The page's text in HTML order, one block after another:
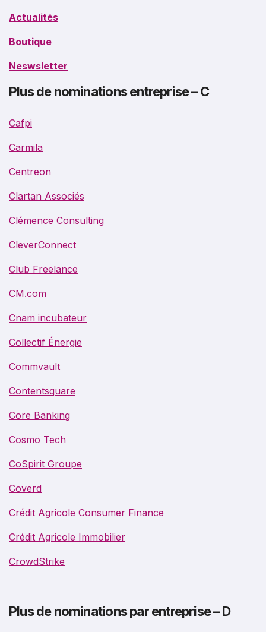
Actualités
Boutique
Neswsletter
Plus de nominations entreprise – C
Cafpi
Carmila
Centreon
Clartan Associés
Clémence Consulting
CleverConnect
Club Freelance
CM.com
Cnam incubateur
Collectif Énergie
Commvault
Contentsquare
Core Banking
Cosmo Tech
CoSpirit Groupe
Coverd
Crédit Agricole Consumer Finance
Crédit Agricole Immobilier
CrowdStrike
Plus de nominations par entreprise – D